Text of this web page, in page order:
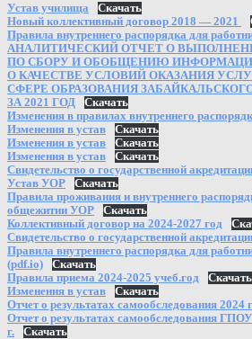
Устав училища
Скачать
Новый коллективный договор 2018 — 2021
Правила внутреннего распорядка для
АНАЛИТИЧЕСКИЙ ОТЧЕТ О
ПО СБОРУ И ОБОБЩЕНИЮ
О КАЧЕСТВЕ УСЛОВИЙ ОКАЗАНИЯ
СФЕРЕ ОБРАЗОВАНИЯ
ЗА 2021 ГОД
Скачать
Изменения в правилах внутреннего
Изменения в устав
Скачать
Изменения в устав
Скачать
Изменения в устав
Скачать
Свидетельство о государственной
Устав УОР
Скачать
Правила проживания и внутреннего
общежитии УОР
Скачать
Коллективный договор на 2024-2027 год
Свидетельство о государственной
Правила внутреннего распорядка для
(pdf.io)
Скачать
Правила приема 2024-2025 учеб.год
Скачать
Изменения в устав
Скачать
Отчет о результатах самообследования 2024
Отчет о результатах самообследования
г.
Скачать